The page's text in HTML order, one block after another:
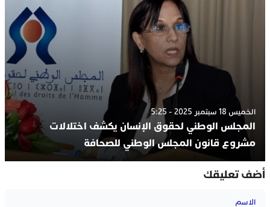
الخميس 18 سبتمبر 2025 - 5:25
المجلس الوطني لحقوق الإنسان يكشف اختلالات
مشروع قانون المجلس الوطني للصحافة
أضف تعليقك